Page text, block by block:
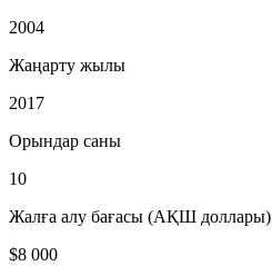
2004
Жаңарту жылы
2017
Орындар саны
10
Жалға алу бағасы (АҚШ доллары)
$8 000